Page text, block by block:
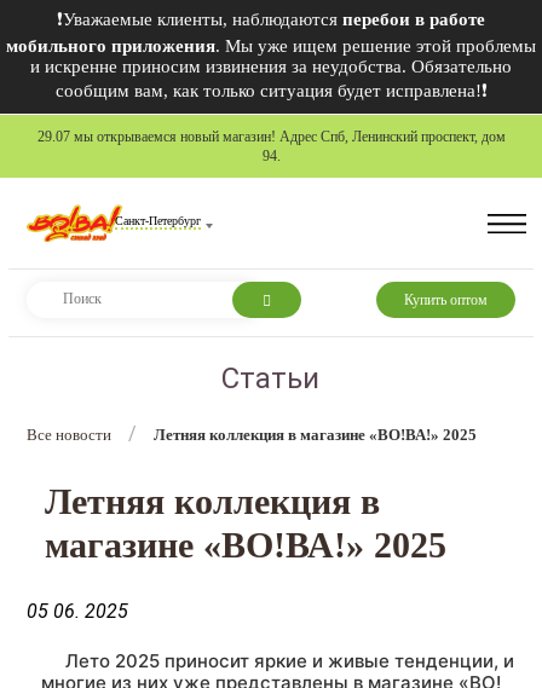
❗Уважаемые клиенты, наблюдаются перебои в работе
мобильного приложения. Мы уже ищем решение этой проблемы
и искренне приносим извинения за неудобства. Обязательно
сообщим вам, как только ситуация будет исправлена!❗
29.07 мы открываемся новый магазин! Адрес Спб, Ленинский проспект, дом
94.
Санкт-Петербург
Купить оптом
Статьи
Все новости / Летняя коллекция в магазине «ВО!ВА!» 2025
Летняя коллекция в
магазине «ВО!ВА!» 2025
05 06. 2025
Лето 2025 приносит яркие и живые тенденции, и
многие из них уже представлены в магазине «ВО!